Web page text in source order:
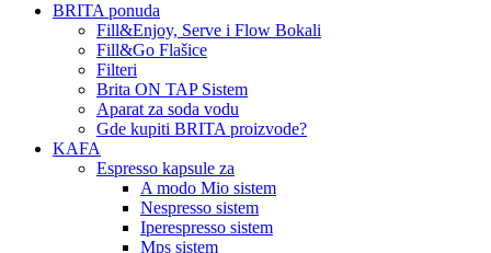
BRITA ponuda
Fill&Enjoy, Serve i Flow Bokali
Fill&Go Flašice
Filteri
Brita ON TAP Sistem
Aparat za soda vodu
Gde kupiti BRITA proizvode?
KAFA
Espresso kapsule za
A modo Mio sistem
Nespresso sistem
Iperespresso sistem
Mps sistem